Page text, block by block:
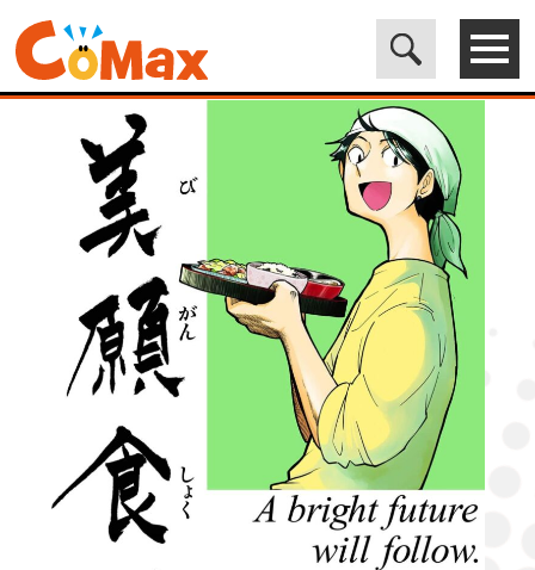
電子書籍マンガ CoMax(コマックス)公式サイト - 株式会社ICE>
ORIGINAL> 美願食堂3